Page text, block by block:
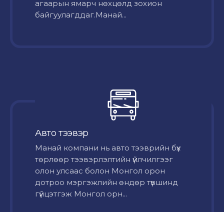
агаарын ямарч нөхцөлд зохион
байгуулагддаг.Манай...
Авто тээвэр
Mанай компани нь авто тээврийн бүх
төрлөөр тээвэрлэлтийн үйлчилгээг
олон улсаас болон Монгол орон
дотроо мэргэжлийн өндөр түвшинд
гүйцэтгэж Монгол орн...